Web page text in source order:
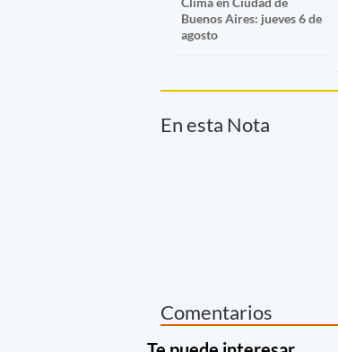
Buenos Aires: jueves 6 de
agosto
En esta Nota
Comentarios